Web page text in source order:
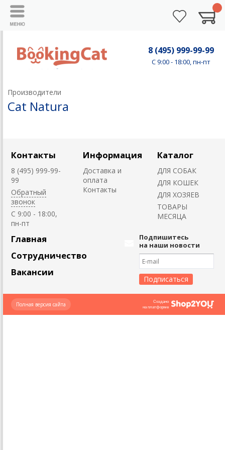
8 (495) 999-99-99
C 9:00 - 18:00, пн-пт
Производители
Cat Natura
Контакты
8 (495) 999-99-
99
Обратный
звонок
C 9:00 - 18:00,
пн-пт
Информация
Доставка и
оплата
Контакты
Каталог
ДЛЯ СОБАК
ДЛЯ КОШЕК
ДЛЯ ХОЗЯЕВ
ТОВАРЫ
МЕСЯЦА
Главная
Сотрудничество
Вакансии
Подпишитесь
на наши новости
Создано
на платформе
Полная версия сайта